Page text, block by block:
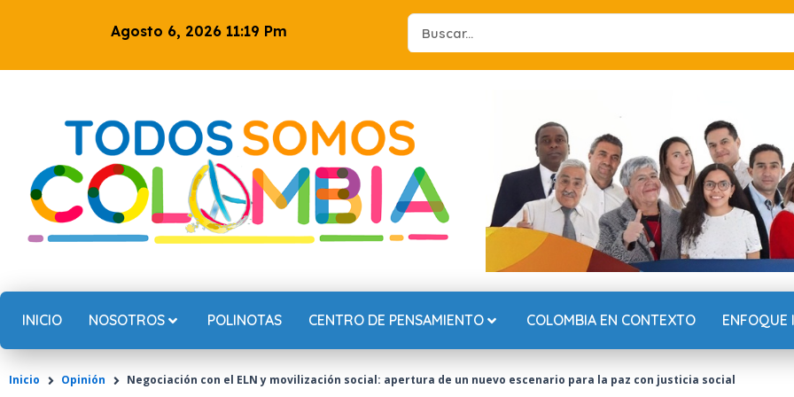
Agosto 6, 2026 11:19 Pm
Search
...
INICIO NOSOTROS POLINOTAS CENTRO DE PENSAMIENTO COLOMBIA EN CONTEXTO ENFOQUE
Inicio Opinión Negociación con el ELN y movilización social: apertura de un nuevo escenario para la paz con justicia social